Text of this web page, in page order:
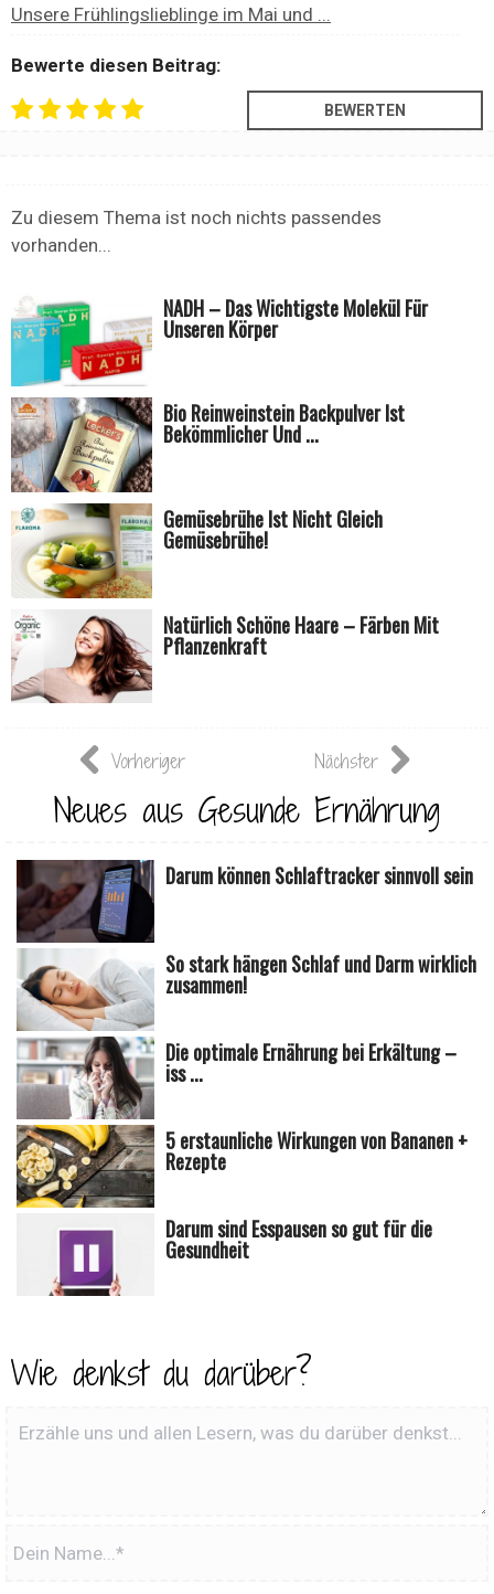
Unsere Frühlingslieblinge im Mai und ...
Bewerte diesen Beitrag:
Zu diesem Thema ist noch nichts passendes
vorhanden...
NADH – Das Wichtigste Molekül Für
Unseren Körper
Bio Reinweinstein Backpulver Ist
Bekömmlicher Und ...
Gemüsebrühe Ist Nicht Gleich
Gemüsebrühe!
Natürlich Schöne Haare – Färben Mit
Pflanzenkraft
Vorheriger Nächster
Neues aus Gesunde Ernährung
Darum können Schlaftracker sinnvoll sein
So stark hängen Schlaf und Darm wirklich
zusammen!
Die optimale Ernährung bei Erkältung –
iss ...
5 erstaunliche Wirkungen von Bananen +
Rezepte
Darum sind Esspausen so gut für die
Gesundheit
Wie denkst du darüber?